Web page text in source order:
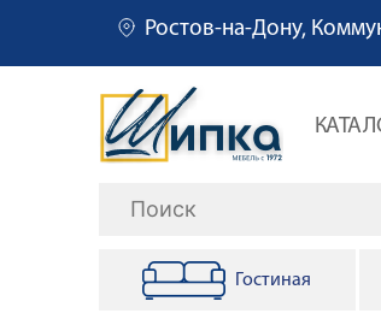
Ростов-на-Дону,
О
о
Поиск
Гостиная